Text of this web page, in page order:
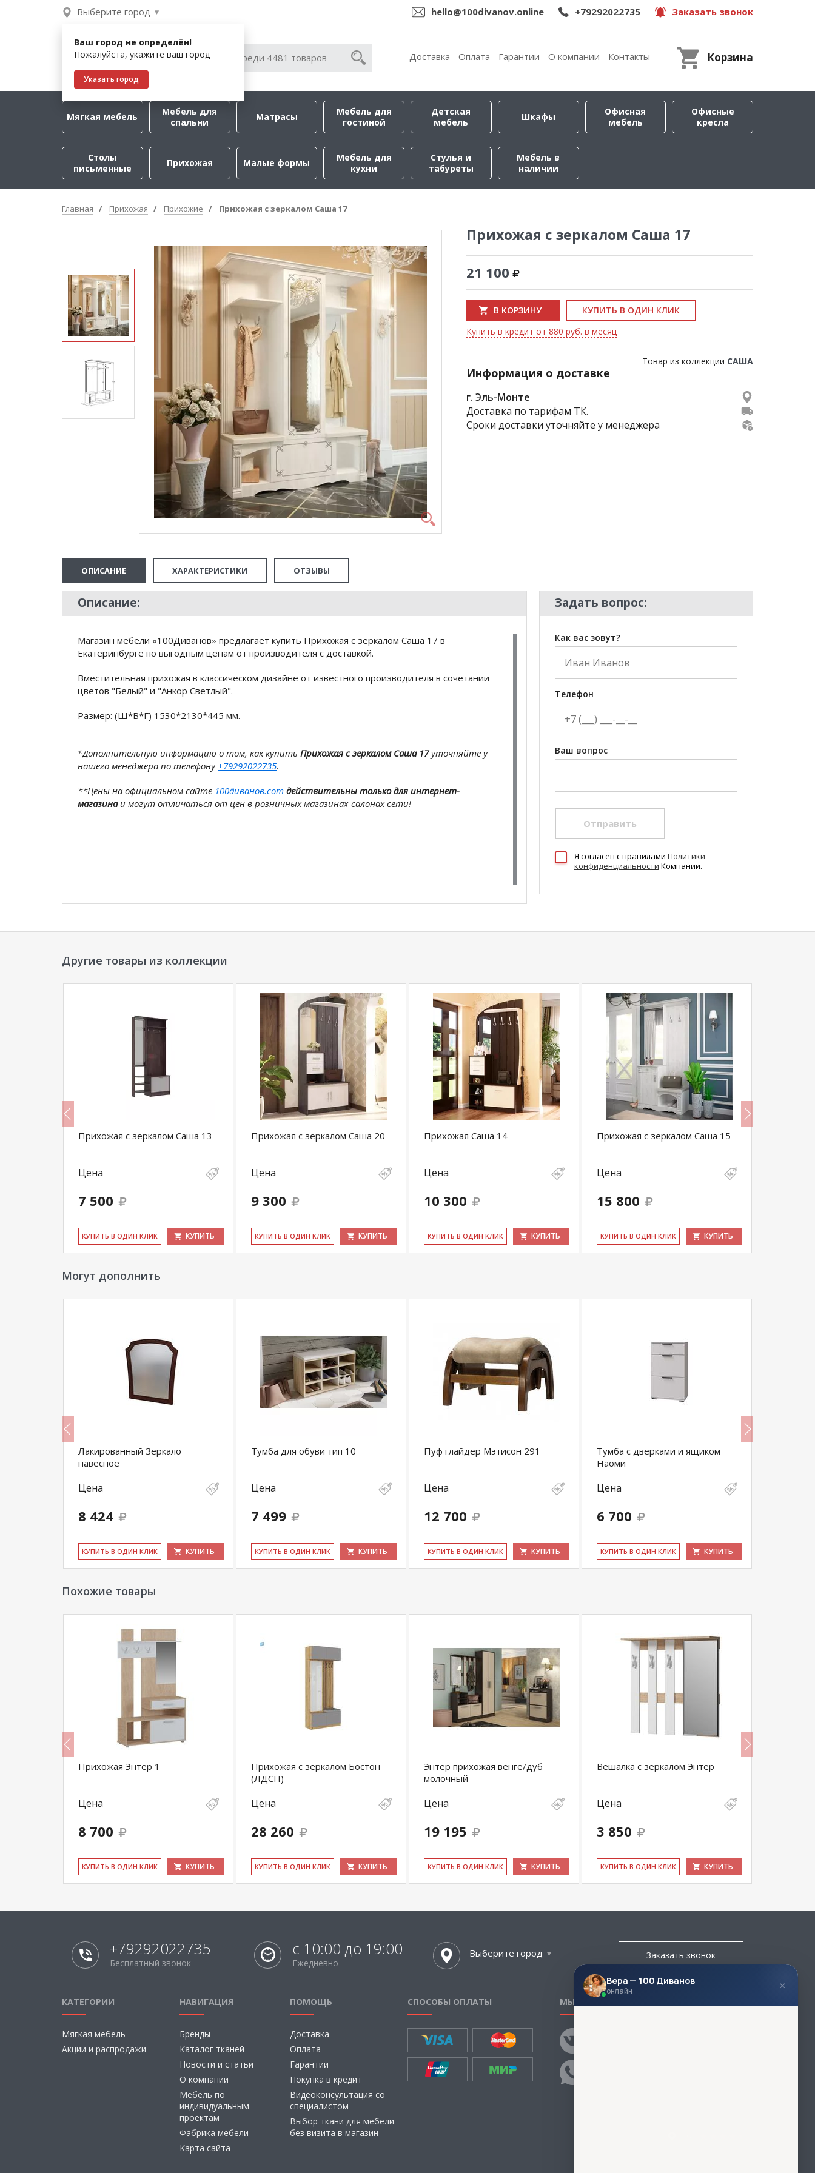
Выберите город
Ваш город не определён!
Пожалуйста, укажите ваш город
Указать город
hello@100divanov.online +79292022735 Заказать звонок
Доставка Оплата Гарантии О компании Контакты Корзина
Мягкая мебель
Мебель для
спальни
Матрасы
Мебель для
гостиной
Детская
мебель
Шкафы
Офисная
мебель
Офисные
кресла
Столы
письменные
Прихожая Малые формы
Мебель для
кухни
Стулья и
табуреты
Мебель в
наличии
Главная Прихожая Прихожие Прихожая с зеркалом Саша 17
Прихожая с зеркалом Саша 17
21 100
В КОРЗИНУ
КУПИТЬ В ОДИН КЛИК
Купить в кредит от 880 руб. в месяц
Товар из коллекции САША
Информация о доставке
г. Эль-Монте
Доставка по тарифам ТК.
Сроки доставки уточняйте у менеджера
ОПИСАНИЕ ХАРАКТЕРИСТИКИ ОТЗЫВЫ
Описание:
Магазин мебели «100Диванов» предлагает купить Прихожая с зеркалом Саша 17 в
Екатеринбурге по выгодным ценам от производителя с доставкой.
Вместительная прихожая в классическом дизайне от известного производителя в сочетании
цветов "Белый" и "Анкор Светлый".
Размер: (Ш*В*Г) 1530*2130*445 мм.
*Дополнительную информацию о том, как купить Прихожая с зеркалом Саша 17уточняйте у
нашего менеджера по телефону +79292022735.
**Цены на официальном сайте 100диванов.com действительны только для интернет-
магазинаи могут отличаться от цен в розничных магазинах-салонах сети!
Задать вопрос:
Как вас зовут?
Телефон
Ваш вопрос
Отправить
Я согласен c правилами Политики
конфиденциальности Компании.
Другие товары из коллекции
Прихожая с зеркалом Саша 13
Цена
7 500
КУ­ПИТЬ В ОДИН КЛИК КУПИТЬ
Прихожая с зеркалом Саша 20
Цена
9 300
КУ­ПИТЬ В ОДИН КЛИК КУПИТЬ
Прихожая Саша 14
Цена
10 300
КУ­ПИТЬ В ОДИН КЛИК КУПИТЬ
Прихожая с зеркалом Саша 15
Цена
15 800
КУ­ПИТЬ В ОДИН КЛИК КУПИТЬ
Могут дополнить
Лакированный Зеркало
навесное
Цена
8 424
КУ­ПИТЬ В ОДИН КЛИК КУПИТЬ
Тумба для обуви тип 10
Цена
7 499
КУ­ПИТЬ В ОДИН КЛИК КУПИТЬ
Пуф глайдер Мэтисон 291
Цена
12 700
КУ­ПИТЬ В ОДИН КЛИК КУПИТЬ
Тумба с дверками и ящиком
Наоми
Цена
6 700
КУ­ПИТЬ В ОДИН КЛИК КУПИТЬ
Похожие товары
Прихожая Энтер 1
Цена
8 700
КУ­ПИТЬ В ОДИН КЛИК КУПИТЬ
Прихожая с зеркалом Бостон
(ЛДСП)
Цена
28 260
КУ­ПИТЬ В ОДИН КЛИК КУПИТЬ
Энтер прихожая венге/дуб
молочный
Цена
19 195
КУ­ПИТЬ В ОДИН КЛИК КУПИТЬ
Вешалка с зеркалом Энтер
Цена
3 850
КУ­ПИТЬ В ОДИН КЛИК КУПИТЬ
+79292022735
Бесплатный звонок
с 10:00 до 19:00
Ежедневно
Выберите город Заказать звонок
КАТЕГОРИИ
Мягкая мебель
Акции и распродажи
НАВИГАЦИЯ
Бренды
Каталог тканей
Новости и статьи
О компании
Мебель по
индивидуальным
проектам
Фабрика мебели
Карта сайта
ПОМОЩЬ
Доставка
Оплата
Гарантии
Покупка в кредит
Видеоконсультация со
специалистом
Выбор ткани для мебели
без визита в магазин
СПОСОБЫ ОПЛАТЫ МЫ В СОЦСЕТЯХ
Вера — 100 Диванов
онлайн ×